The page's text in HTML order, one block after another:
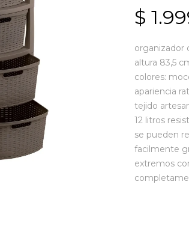
$
organizador
altura 83,5
colores:
apariencia
tejido
12 litros
se pueden
facilmente
extremos